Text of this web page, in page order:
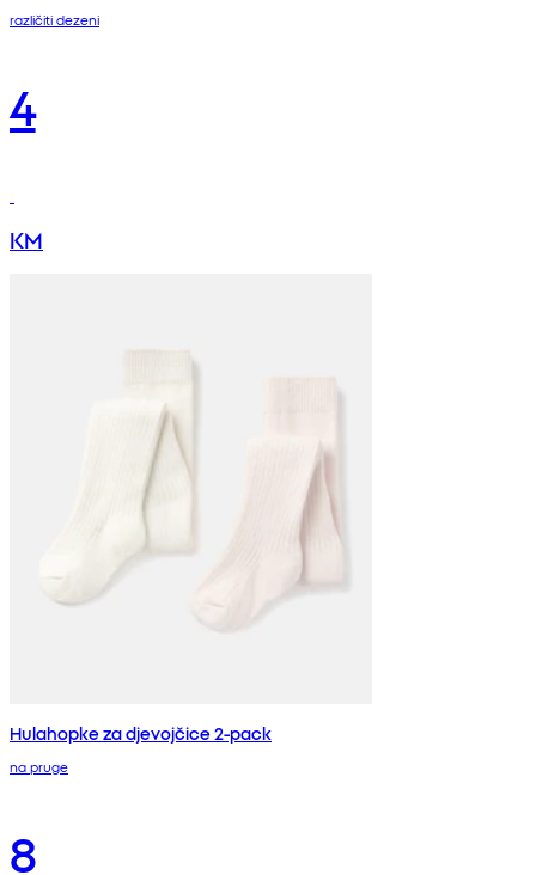
različiti dezeni
4
KM
Hulahopke za djevojčice 2-pack
na pruge
8